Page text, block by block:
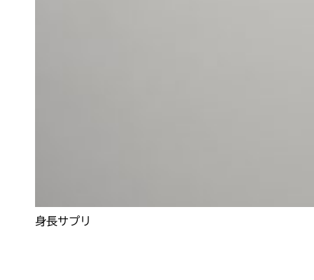
身長サプリ